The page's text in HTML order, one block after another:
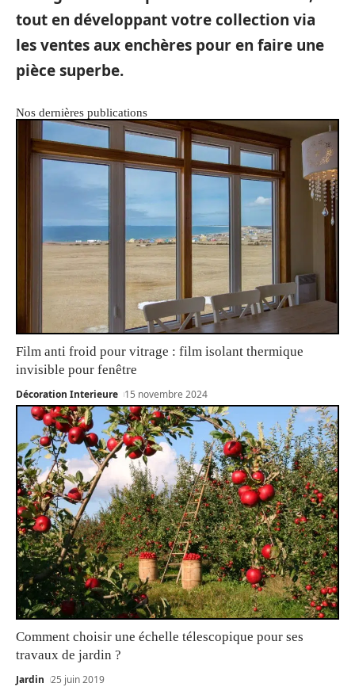
tout en développant votre collection via
les ventes aux enchères pour en faire une
pièce superbe.
Nos dernières publications
Film anti froid pour vitrage : film isolant thermique
invisible pour fenêtre
Décoration Interieure 15 novembre 2024
Comment choisir une échelle télescopique pour ses
travaux de jardin ?
Jardin 25 juin 2019